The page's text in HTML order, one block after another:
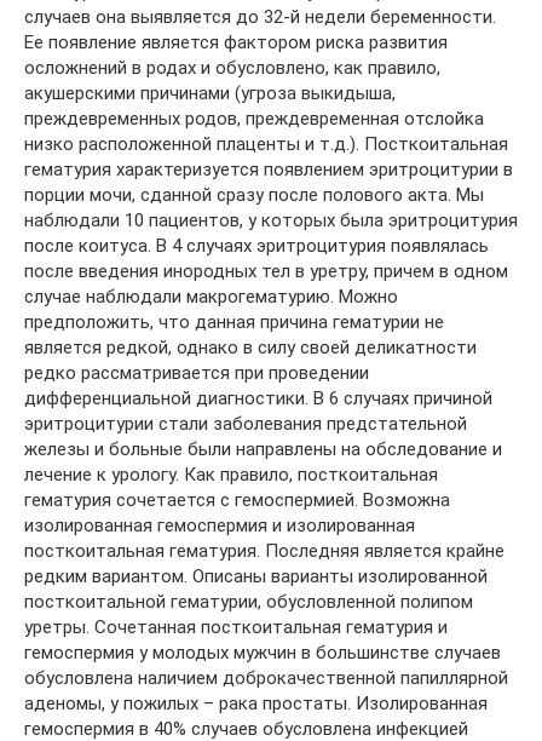
случаев она выявляется до 32-й недели беременности.
Ее появление является фактором риска развития
осложнений в родах и обусловлено, как правило,
акушерскими причинами (угроза выкидыша,
преждевременных родов, преждевременная отслойка
низко расположенной плаценты и т.д.). Посткоитальная
гематурия характеризуется появлением эритроцитурии в
порции мочи, сданной сразу после полового акта. Мы
наблюдали 10 пациентов, у которых была эритроцитурия
после коитуса. В 4 случаях эритроцитурия появлялась
после введения инородных тел в уретру, причем в одном
случае наблюдали макрогематурию. Можно
предположить, что данная причина гематурии не
является редкой, однако в силу своей деликатности
редко рассматривается при проведении
дифференциальной диагностики. В 6 случаях причиной
эритроцитурии стали заболевания предстательной
железы и больные были направлены на обследование и
лечение к урологу. Как правило, посткоитальная
гематурия сочетается с гемоспермией. Возможна
изолированная гемоспермия и изолированная
посткоитальная гематурия. Последняя является крайне
редким вариантом. Описаны варианты изолированной
посткоитальной гематурии, обусловленной полипом
уретры. Сочетанная посткоитальная гематурия и
гемоспермия у молодых мужчин в большинстве случаев
обусловлена наличием доброкачественной папиллярной
аденомы, у пожилых – рака простаты. Изолированная
гемоспермия в 40% случаев обусловлена инфекцией